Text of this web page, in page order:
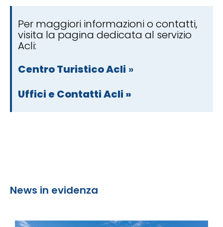
Per maggiori informazioni o contatti,
visita la pagina dedicata al servizio
Acli:
Centro Turistico Acli »
Uffici e Contatti Acli »
News in evidenza